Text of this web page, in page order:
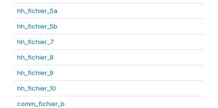
hh_fichier_5a
hh_fichier_5b
hh_fichier_7
hh_fichier_8
hh_fichier_9
hh_fichier_10
comm_fichier_b